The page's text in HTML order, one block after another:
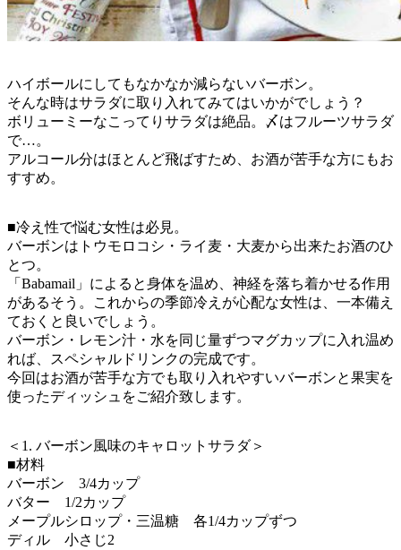
ハイボールにしてもなかなか減らないバーボン。
そんな時はサラダに取り入れてみてはいかがでしょう？
ボリューミーなこってりサラダは絶品。〆はフルーツサラダ
で…。
アルコール分はほとんど飛ばすため、お酒が苦手な方にもお
すすめ。
■冷え性で悩む女性は必見。
バーボンはトウモロコシ・ライ麦・大麦から出来たお酒のひ
とつ。
「Babamail」によると身体を温め、神経を落ち着かせる作用
があるそう。これからの季節冷えが心配な女性は、一本備え
ておくと良いでしょう。
バーボン・レモン汁・水を同じ量ずつマグカップに入れ温め
れば、スペシャルドリンクの完成です。
今回はお酒が苦手な方でも取り入れやすいバーボンと果実を
使ったディッシュをご紹介致します。
＜1. バーボン風味のキャロットサラダ＞
■材料
バーボン 3/4カップ
バター 1/2カップ
メープルシロップ・三温糖 各1/4カップずつ
ディル 小さじ2